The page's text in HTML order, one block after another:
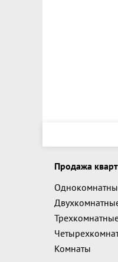
Продажа
Комнаты